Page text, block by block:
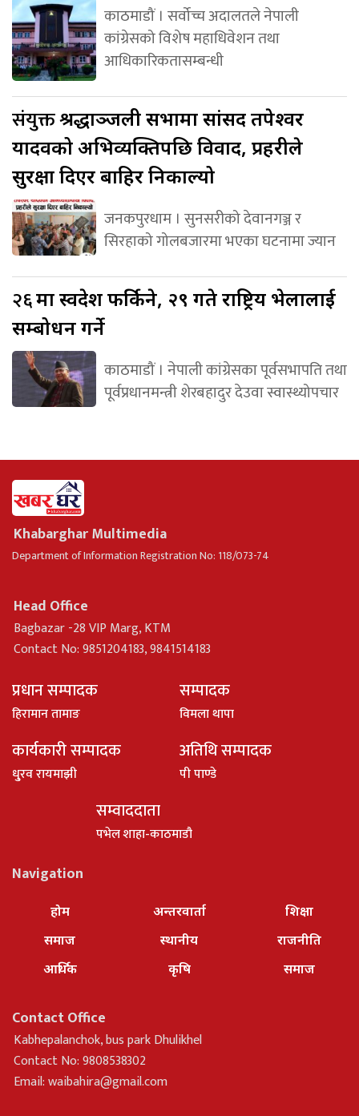
काठमाडौं । सर्वोच्च अदालतले नेपाली
कांग्रेसको विशेष महाधिवेशन तथा
आधिकारिकतासम्बन्धी
संयुक्तश्रद्धाञ्जली सभामा सांसद तपेश्वर
यादवको अभिव्यक्तिपछि विवाद, प्रहरीले
सुरक्षा दिएर बाहिर निकाल्यो
जनकपुरधाम । सुनसरीको देवानगञ्ज र
सिरहाको गोलबजारमा भएका घटनामा ज्यान
२६मा स्वदेश फर्किने, २९ गते राष्ट्रिय भेलालाई
सम्बोधन गर्ने
काठमाडौं । नेपाली कांग्रेसका पूर्वसभापति तथा
पूर्वप्रधानमन्त्री शेरबहादुर देउवा स्वास्थ्योपचार
Khabarghar Multimedia
Department of Information Registration No: 118/073-74
Head Office
Bagbazar -28 VIP Marg, KTM
Contact No: 9851204183, 9841514183
प्रधान सम्पादक
हिरामान तामाङ
सम्पादक
विमला थापा
कार्यकारी सम्पादक
धु्रव रायमाझी
अतिथि सम्पादक
पी पाण्डे
सम्वाददाता
पभेल शाहा-काठमाडौ
Navigation
होम
समाज
आर्थिक
अन्तरवार्ता
स्थानीय
कृषि
शिक्षा
राजनीति
समाज
Contact Office
Kabhepalanchok, bus park Dhulikhel
Contact No: 9808538302
Email:waibahira@gmail.com